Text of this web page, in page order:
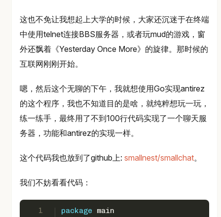
这也不免让我想起上大学的时候，大家还沉迷于在终端
中使用telnet连接BBS服务器，或者玩mud的游戏，窗
外还飘着《Yesterday Once More》的旋律。那时候的
互联网刚刚开始。
嗯，然后这个无聊的下午，我就想使用Go实现antirez
的这个程序，我也不知道目的是啥，就纯粹想玩一玩，
练一练手，最终用了不到100行代码实现了一个聊天服
务器，功能和antirez的实现一样。
这个代码我也放到了github上: smallnest/smallchat。
我们不妨看看代码：
1
package main